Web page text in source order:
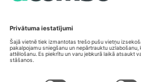
Germany
Unter den Linden 24, 10117